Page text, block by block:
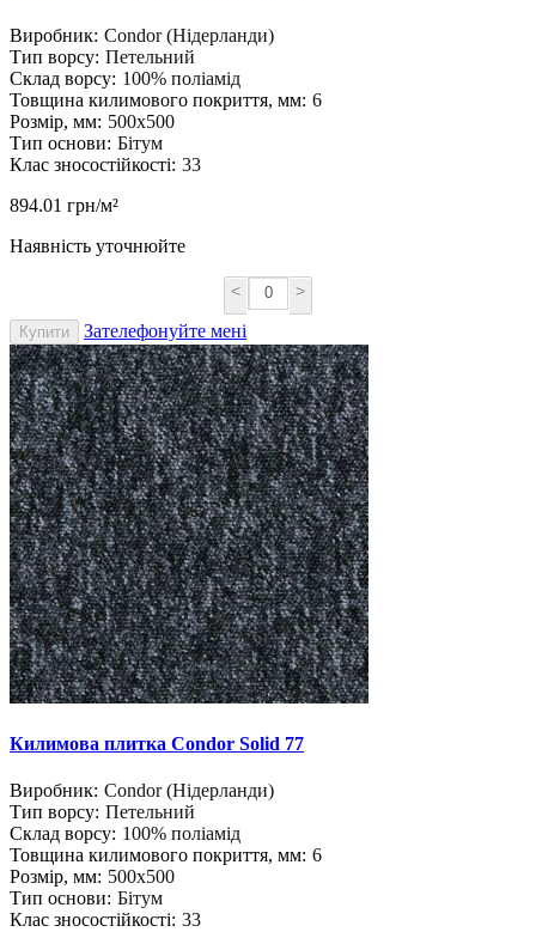
Виробник: Condor (Нідерланди)
Тип ворсу: Петельний
Склад ворсу: 100% поліамід
Товщина килимового покриття, мм: 6
Розмір, мм: 500х500
Тип основи: Бітум
Клас зносостійкості: 33
894.01 грн/м²
Наявність уточнюйте
< >
Купити Зателефонуйте мені
Килимова плитка Condor Solid 77
Виробник: Condor (Нідерланди)
Тип ворсу: Петельний
Склад ворсу: 100% поліамід
Товщина килимового покриття, мм: 6
Розмір, мм: 500х500
Тип основи: Бітум
Клас зносостійкості: 33